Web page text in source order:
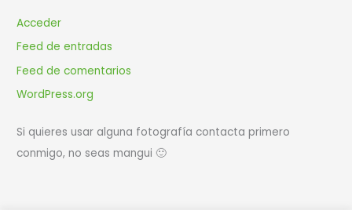
Acceder
Feed de entradas
Feed de comentarios
WordPress.org
Si quieres usar alguna fotografía contacta primero
conmigo, no seas mangui 🙂